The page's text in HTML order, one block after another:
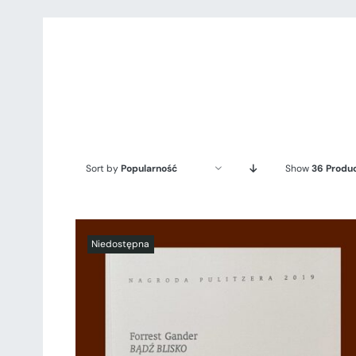
Sort byPopularność Show36